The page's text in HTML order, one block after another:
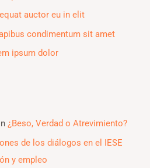
auctor eu in elit
condimentum sit amet
ipsum dolor
¿Beso, Verdad o Atrevimiento?
de los diálogos en el IESE
y empleo